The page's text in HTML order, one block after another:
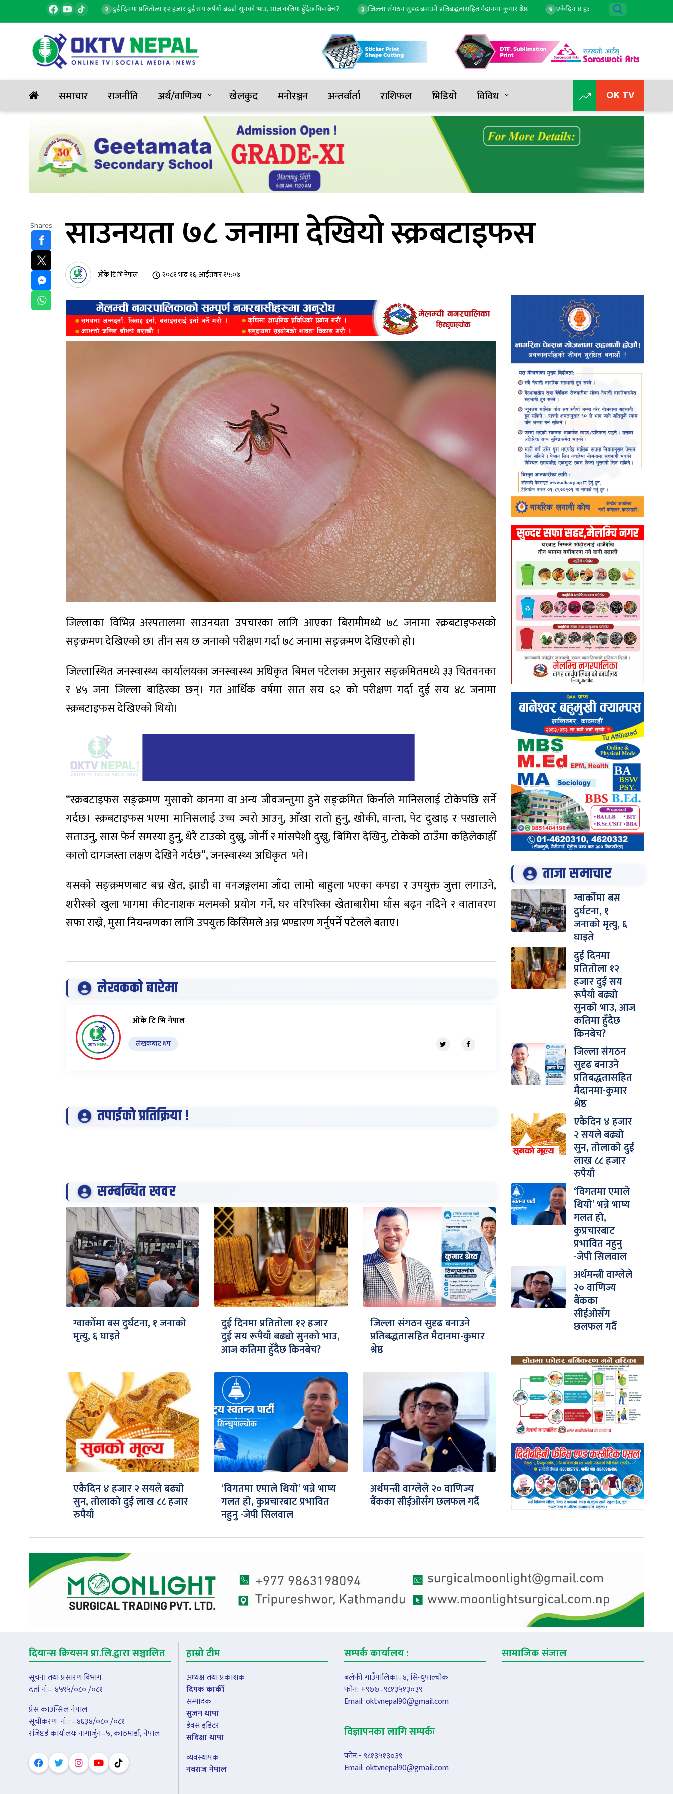
१ जनाको मृत्यु, ६ घाइते २ दुई दिनमा प्रतितोला १२ हजार दुई सय रूपैयाँ बढ्यो सुनको भाउ, आज कतिमा हुँदैछ किनबेच? जिल्ला संगठन सुदृढ बनाउने प्रतिबद्धतासहित मैदानमा-कुमार श्रेष्ठ एकैदिन ४ हजार २ सयले बढ्यो सुन, तोलाको दुई लाख
समाचार राजनीति अर्थ/वाणिज्य खेलकुद मनोरञ्जन अन्तर्वार्ता राशिफल भिडियो विविध OK TV
Shares साउनयता ७८ जनामा देखियो स्क्रबटाइफस
ओके टि भि नेपाल २०८१ भाद्र १६, आईतवार १५:०७
जिल्लाका विभिन्न अस्पतालमा साउनयता उपचारका लागि आएका बिरामीमध्ये ७८ जनामा स्क्रबटाइफसको
सङ्क्रमण देखिएको छ। तीन सय छ जनाको परीक्षण गर्दा ७८ जनामा सङ्क्रमण देखिएको हो।
जिल्लास्थित जनस्वास्थ्य कार्यालयका जनस्वास्थ्य अधिकृत बिमल पटेलका अनुसार सङ्क्रमितमध्ये ३३ चितवनका
र ४५ जना जिल्ला बाहिरका छन्। गत आर्थिक वर्षमा सात सय ६२ को परीक्षण गर्दा दुई सय ४८ जनामा
स्क्रबटाइफस देखिएको थियो।
“स्क्रबटाइफस सङ्क्रमण मुसाको कानमा वा अन्य जीवजन्तुमा हुने सङ्क्रमित किर्नाले मानिसलाई टोकेपछि सर्ने
गर्दछ। स्क्रबटाइफस भएमा मानिसलाई उच्च ज्वरो आउनु, आँखा रातो हुनु, खोकी, वान्ता, पेट दुखाइ र पखालाले
सताउनु, सास फेर्न समस्या हुनु, धेरै टाउको दुख्नु, जोर्नी र मांसपेशी दुख्नु, बिमिरा देखिनु, टोकेको ठाउँमा कहिलेकाहीँ
कालो दागजस्ता लक्षण देखिने गर्दछ”, जनस्वास्थ्य अधिकृत भने।
यसको सङ्क्रमणबाट बच्न खेत, झाडी वा वनजङ्गलमा जाँदा लामो बाहुला भएका कपडा र उपयुक्त जुत्ता लगाउने,
शरीरको खुला भागमा कीटनाशक मलमको प्रयोग गर्ने, घर वरिपरिका खेताबारीमा घाँस बढ्न नदिने र वातावरण
सफा राख्ने, मुसा नियन्त्रणका लागि उपयुक्त किसिमले अन्न भण्डारण गर्नुपर्ने पटेलले बताए।
लेखकको बारेमा
ओके टि भि नेपाल
लेखकबाट थप
तपाईको प्रतिक्रिया !
सम्बन्धित खवर
ग्वार्कोमा बस दुर्घटना, १ जनाको
मृत्यु, ६ घाइते
दुई दिनमा प्रतितोला १२ हजार
दुई सय रूपैयाँ बढ्यो सुनको भाउ,
आज कतिमा हुँदैछ किनबेच?
जिल्ला संगठन सुदृढ बनाउने
प्रतिबद्धतासहित मैदानमा-कुमार
श्रेष्ठ
एकैदिन ४ हजार २ सयले बढ्यो
सुन, तोलाको दुई लाख ८८ हजार
रुपैयाँ
‘विगतमा एमाले थियो’ भन्ने भाष्य
गलत हो, कुप्रचारबाट प्रभावित
नहुनु -जेपी सिलवाल
अर्थमन्त्री वाग्लेले २० वाणिज्य
बैंकका सीईओसँग छलफल गर्दै
ताजा समाचार
ग्वार्कोमा बस
दुर्घटना, १
जनाको मृत्यु, ६
घाइते
दुई दिनमा
प्रतितोला १२
हजार दुई सय
रूपैयाँ बढ्यो
सुनको भाउ, आज
कतिमा हुँदैछ
किनबेच?
जिल्ला संगठन
सुदृढ बनाउने
प्रतिबद्धतासहित
मैदानमा-कुमार
श्रेष्ठ
एकैदिन ४ हजार
२ सयले बढ्यो
सुन, तोलाको दुई
लाख ८८ हजार
रुपैयाँ
‘विगतमा एमाले
थियो’ भन्ने भाष्य
गलत हो,
कुप्रचारबाट
प्रभावित नहुनु
-जेपी सिलवाल
अर्थमन्त्री वाग्लेले
२० वाणिज्य
बैंकका
सीईओसँग
छलफल गर्दै
दियान्स क्रियसन प्रा.लि.द्वारा सञ्चालित
सूचना तथा प्रसारण विभाग
दर्ता नं.– ४५९५/०८० /०८१
प्रेस काउन्सिल नेपाल
सूचीकरण नंं. : –४६३४/०८० /०८१
रजिष्टर्ड कार्यालयः नागार्जुन–५, काठमाडौं, नेपाल
हाम्रो टीम
अध्यक्ष तथा प्रकाशक
दिपक कार्की
सम्पादक
सुजन थापा
डेक्स इडिटर
सदिक्षा थापा
व्यवस्थापक
नवराज नेपाल
सम्पर्क कार्यालय :
बलेफी गाउँपालिका–४, सिन्धुपाल्चोक
फोन: +९७७–९८१३५१३०३९
Email:oktvnepal90@gmail.com
विज्ञापनका लागि सम्पर्कः
फोन:- ९८१३५१३०३९
Email:oktvnepal90@gmail.com
सामाजिक संजाल